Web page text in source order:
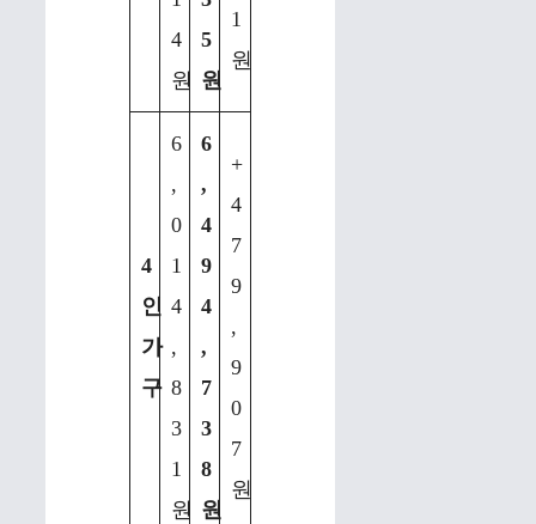
4
원
5
원
1
원
4
인
가
구
6
,
0
1
4
,
8
3
1
원
6
,
4
9
4
,
7
3
8
원
+
4
7
9
,
9
0
7
원